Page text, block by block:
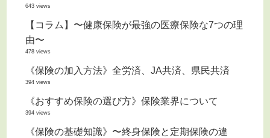
643 views
【コラム】〜健康保険が最強の医療保険な7つの理
由〜
478 views
《保険の加入方法》全労済、JA共済、県民共済
394 views
《おすすめ保険の選び方》保険業界について
394 views
《保険の基礎知識》〜終身保険と定期保険の違